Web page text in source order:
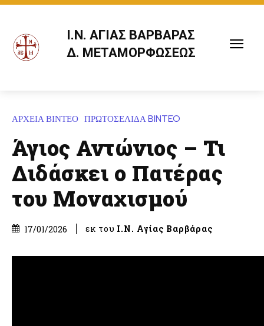
Ι.Ν. ΑΓΙΑΣ ΒΑΡΒΑΡΑΣ
Δ. ΜΕΤΑΜΟΡΦΩΣΕΩΣ
ΑΡΧΕΙΑ ΒΙΝΤΕΟ ΠΡΩΤΟΣΕΛΙΔΑ BINTEO
Άγιος Αντώνιος – Τι
Διδάσκει ο Πατέρας
του Μοναχισμού
17/01/2026 εκ του Ι.Ν. Αγίας Βαρβάρας